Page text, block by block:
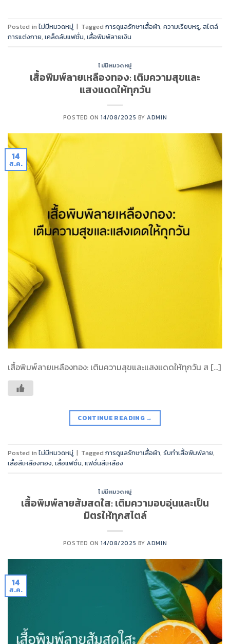
Posted in ไม่มีหมวดหมู่ | Tagged การดูแลรักษาเสื้อผ้า, ความเรียบหรู, สไตล์
การแต่งกาย, เคล็ดลับแฟชั่น, เสื้อพิมพ์ลายเงิน
ไม่มีหมวดหมู่
เสื้อพิมพ์ลายเหลืองทอง: เติมความสุขและ
แสงแดดให้ทุกวัน
POSTED ON14/08/2025 BYADMIN
14
ส.ค.
เสื้อพิมพ์ลายเหลืองทอง: เติมความสุขและแสงแดดให้ทุกวัน ส […]
CONTINUE READING →
Posted in ไม่มีหมวดหมู่ | Tagged การดูแลรักษาเสื้อผ้า, รับทำเสื้อพิมพ์ลาย,
เสื้อสีเหลืองทอง, เสื้อแฟชั่น, แฟชั่นสีเหลือง
ไม่มีหมวดหมู่
เสื้อพิมพ์ลายส้มสดใส: เติมความอบอุ่นและเป็น
มิตรให้ทุกสไตล์
POSTED ON14/08/2025 BYADMIN
14
ส.ค.